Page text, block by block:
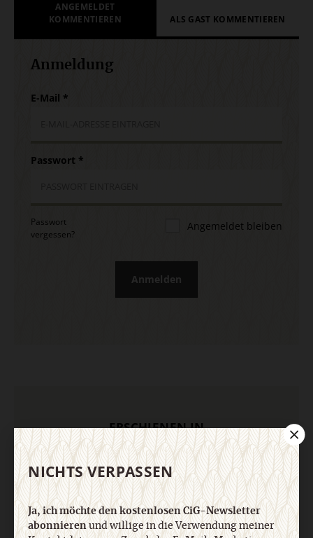
ANGEMELDET
KOMMENTIEREN
ALS GAST KOMMENTIEREN
Anmeldung
E-Mail *
Passwort *
Passwort
vergessen?
Angemeldet bleiben
Anmelden
ERSCHIENEN IN
NICHTS VERPASSEN
Ja, ich möchte den kostenlosen CiG-Newsletter
abonnierenund willige in die Verwendung meiner